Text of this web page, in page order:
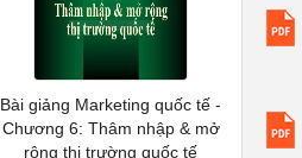
Bài giảng Marketing quốc tế -
Chương 6: Thâm nhập & mở
rộng thị trường quốc tế